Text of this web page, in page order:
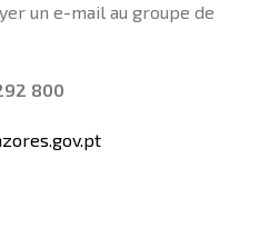
un e-mail au groupe de
800